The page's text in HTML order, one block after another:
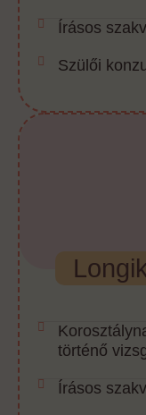
Írásos
Szülői
történő
Írásos